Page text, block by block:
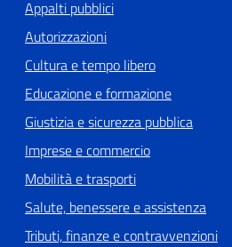
Appalti pubblici
Autorizzazioni
Cultura e tempo libero
Educazione e formazione
Giustizia e sicurezza pubblica
Imprese e commercio
Mobilità e trasporti
Salute, benessere e assistenza
Tributi, finanze e contravvenzioni